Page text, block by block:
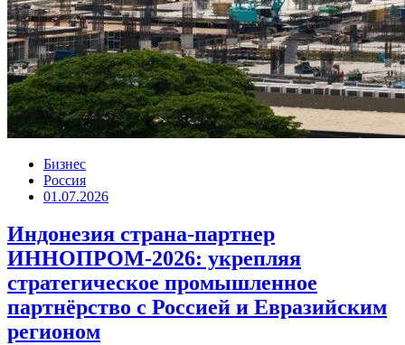
Бизнес
Россия
01.07.2026
Индонезия страна-партнер
ИННОПРОМ-2026: укрепляя
стратегическое промышленное
партнёрство с Россией и Евразийским
регионом